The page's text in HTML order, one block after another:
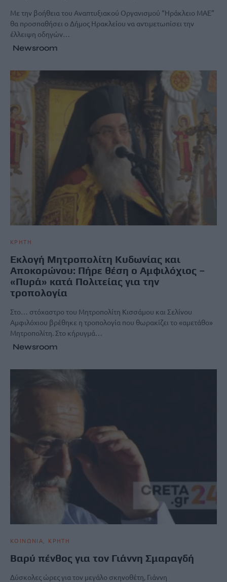
Με την βοήθεια του Αναπτυξιακού Οργανισμού “Ηράκλειο ΜΑΕ”
θα προσπαθήσει ο Δήμος Ηρακλείου να αντιμετωπίσει την
έλλειψη οδηγών…
Newsroom
ΚΡΗΤΗ
Εκλογή Μητροπολίτη Κυδωνίας και
Αποκορώνου: Πήρε θέση ο Αμφιλόχιος –
«Πυρά» κατά Πολιτείας για την
τροπολογία
Στο… στόχαστρο του Μητροπολίτη Κισσάμου και Σελίνου
Αμφιλόχιου βρέθηκε η τροπολογία που θωρακίζει το «αμετάθο»
Μητροπολίτη. Στο κήρυγμά…
Newsroom
ΚΟΙΝΩΝΙΑ ΚΡΗΤΗ
Βαρύ πένθος για τον Γιάννη Σμαραγδή
Δύσκολες ώρες για τον μεγάλο σκηνοθέτη, Γιάννη